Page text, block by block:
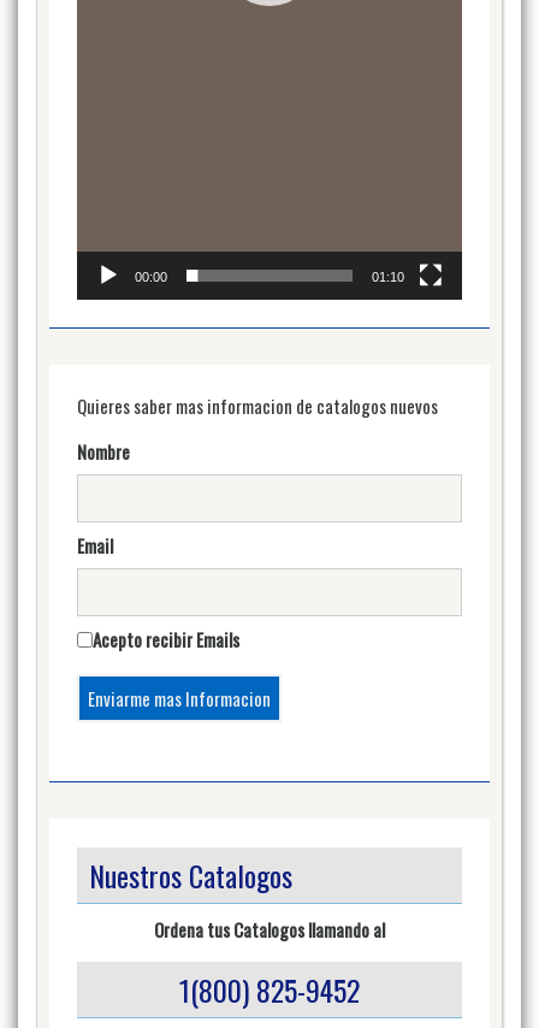
00:00 01:10
Quieres saber mas informacion de catalogos nuevos
Nombre
Email
Acepto recibir Emails
Nuestros Catalogos
Ordena tus Catalogos llamando al
1(800) 825-9452